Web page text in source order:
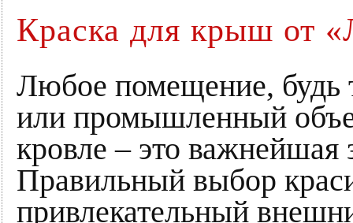
Краска для крыш от
Любое помещение, будь
или промышленный
кровле – это важнейшая
Правильный выбор
привлекательный